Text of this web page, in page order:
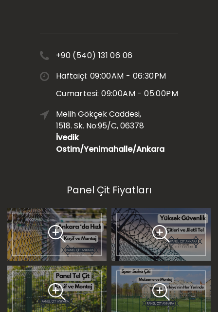
+90 (540) 131 06 06
Haftaiçi: 09:00AM - 06:30PM
Cumartesi: 09:00AM - 05:00PM
Melih Gökçek Caddesi,
1518. Sk. No:95/C, 06378
İvedik
Ostim/Yenimahalle/Ankara
Panel Çit Fiyatları